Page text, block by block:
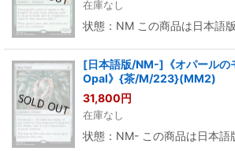
在庫なし
状態：NM この商品は日本語版
[日本語版/NM-]《オパールの
Opal》{茶/M/223}(MM2)
31,800円
在庫なし
状態：NM- この商品は日本語